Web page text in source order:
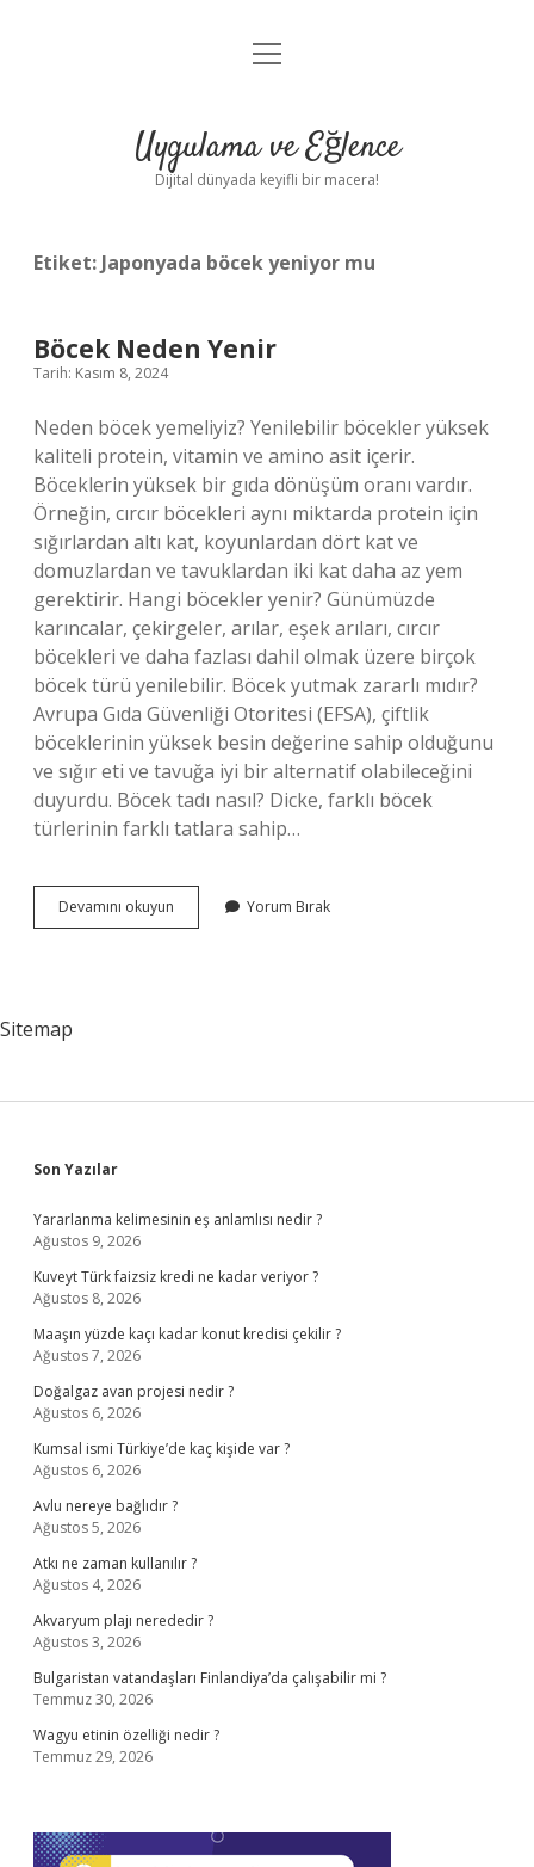
Anasayfa
Yasal Uyarı
menüyü
Uygulama ve Eğlence
Dijital dünyada keyifli bir macera!
Etiket: Japonyada böcek yeniyor mu
Böcek Neden Yenir
Tarih: Kasım 8, 2024
Neden böcek yemeliyiz? Yenilebilir böcekler yüksek
kaliteli protein, vitamin ve amino asit içerir.
Böceklerin yüksek bir gıda dönüşüm oranı vardır.
Örneğin, cırcır böcekleri aynı miktarda protein için
sığırlardan altı kat, koyunlardan dört kat ve
domuzlardan ve tavuklardan iki kat daha az yem
gerektirir. Hangi böcekler yenir? Günümüzde
karıncalar, çekirgeler, arılar, eşek arıları, cırcır
böcekleri ve daha fazlası dahil olmak üzere birçok
böcek türü yenilebilir. Böcek yutmak zararlı mıdır?
Avrupa Gıda Güvenliği Otoritesi (EFSA), çiftlik
böceklerinin yüksek besin değerine sahip olduğunu
ve sığır eti ve tavuğa iyi bir alternatif olabileceğini
duyurdu. Böcek tadı nasıl? Dicke, farklı böcek
türlerinin farklı tatlara sahip…
Devamını okuyun
Neden
Yorum Bırak
Sitemap
Sidebar
Son Yazılar
Yararlanma kelimesinin eş anlamlısı nedir ?
Ağustos 9, 2026
Kuveyt Türk faizsiz kredi ne kadar veriyor ?
Ağustos 8, 2026
Maaşın yüzde kaçı kadar konut kredisi çekilir ?
Ağustos 7, 2026
Doğalgaz avan projesi nedir ?
Ağustos 6, 2026
Kumsal ismi Türkiye’de kaç kişide var ?
Ağustos 6, 2026
Avlu nereye bağlıdır ?
Ağustos 5, 2026
Atkı ne zaman kullanılır ?
Ağustos 4, 2026
Akvaryum plajı nerededir ?
Ağustos 3, 2026
Bulgaristan vatandaşları Finlandiya’da çalışabilir mi ?
Temmuz 30, 2026
Wagyu etinin özelliği nedir ?
Temmuz 29, 2026